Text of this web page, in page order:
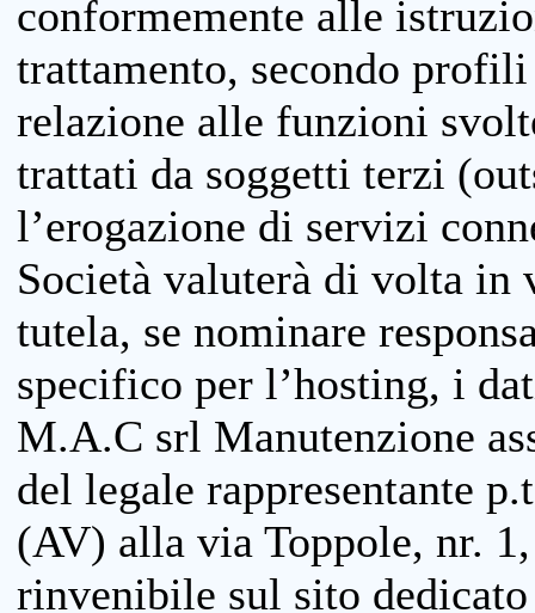
conformemente alle
trattamento, secondo
relazione alle funzioni
trattati da soggetti terzi
l’erogazione di servizi
Società valuterà di volta in
tutela, se nominare
specifico per l’hosting, i
M.A.C srl Manutenzione
del legale rappresentante
(AV) alla via Toppole, nr.
rinvenibile sul sito